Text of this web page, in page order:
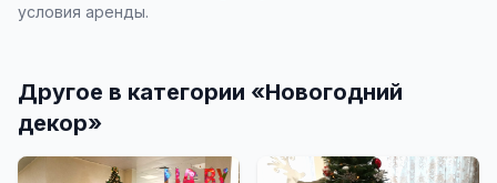
условия аренды.
Другое в категории «Новогодний
декор»